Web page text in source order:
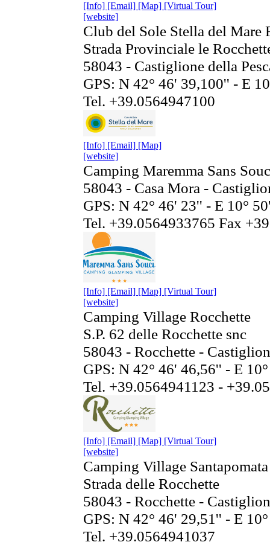
[Info] [Email] [Map] [Virtual Tour]
[website]
Club del Sole Stella del
Strada Provinciale le
58043 - Castiglione della
GPS: N 42° 46' 39,100'' - E
Tel. +39.0564947100
[Info] [Email] [Map]
[website]
Camping Maremma Sans
58043 - Casa Mora -
GPS: N 42° 46' 23'' - E 10°
Tel. +39.0564933765 Fax
[Info] [Email] [Map] [Virtual Tour]
[website]
Camping Village Rocchette
S.P. 62 delle Rocchette snc
58043 - Rocchette -
GPS: N 42° 46' 46,56'' - E
Tel. +39.0564941123 -
[Info] [Email] [Map] [Virtual Tour]
[website]
Camping Village Santapomata
Strada delle Rocchette
58043 - Rocchette -
GPS: N 42° 46' 29,51'' - E
Tel. +39.0564941037